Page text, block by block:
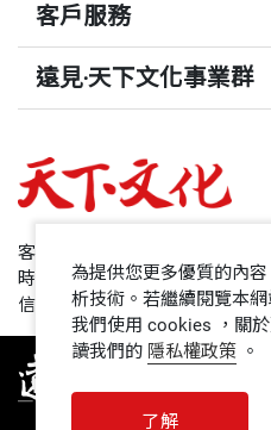
客戶服務
遠見‧天下文化事業群
哈佛商業評論
領導影響力學院
1號課堂
客服專線：+886 2 2662-0012
時間：週一~週五
信箱：service@cwgv.com.tw
為提供您更多優質的內
析技術。若繼續閱覽本
我們使用 cookies ，關
讀我們的 隱私權政策 。
了解